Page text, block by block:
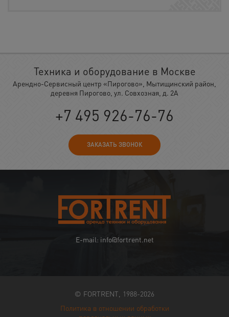
Техника и оборудование в Москве
Арендно-Сервисный центр «Пирогово», Мытищинский район,
деревня Пирогово, ул. Совхозная, д. 2А
+7 495 926-76-76
ЗАКАЗАТЬ ЗВОНОК
E-mail: info@fortrent.net
© FORTRENT, 1988-2026
Политика в отношении обработки